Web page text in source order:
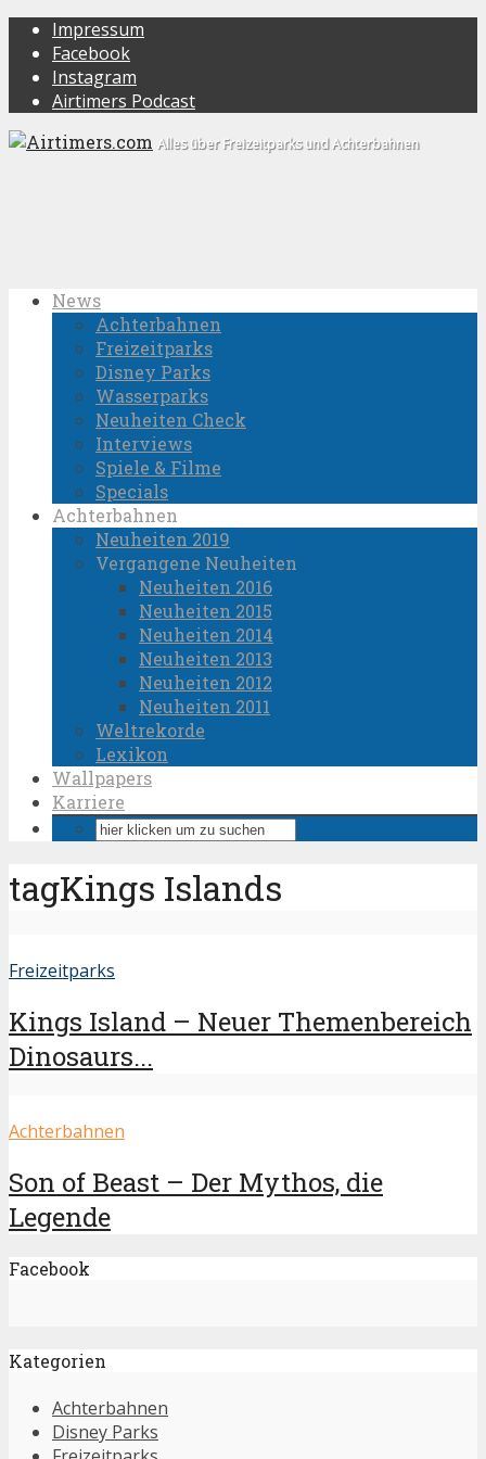
Impressum
Facebook
Instagram
Airtimers Podcast
Alles über Freizeitparks und Achterbahnen
News
Achterbahnen
Freizeitparks
Disney Parks
Wasserparks
Neuheiten Check
Interviews
Spiele & Filme
Specials
Achterbahnen
Neuheiten 2019
Vergangene Neuheiten
Neuheiten 2016
Neuheiten 2015
Neuheiten 2014
Neuheiten 2013
Neuheiten 2012
Neuheiten 2011
Weltrekorde
Lexikon
Wallpapers
Karriere
tagKings Islands
Freizeitparks
Kings Island – Neuer Themenbereich
Dinosaurs...
Achterbahnen
Son of Beast – Der Mythos, die
Legende
Facebook
Kategorien
Achterbahnen
Disney Parks